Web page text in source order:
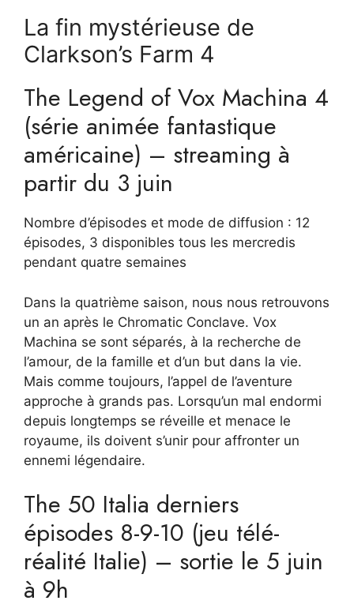
La fin mystérieuse de
Clarkson’s Farm 4
The Legend of Vox Machina 4
(série animée fantastique
américaine) – streaming à
partir du 3 juin
Nombre d’épisodes et mode de diffusion : 12
épisodes, 3 disponibles tous les mercredis
pendant quatre semaines
Dans la quatrième saison, nous nous retrouvons
un an après le Chromatic Conclave. Vox
Machina se sont séparés, à la recherche de
l’amour, de la famille et d’un but dans la vie.
Mais comme toujours, l’appel de l’aventure
approche à grands pas. Lorsqu’un mal endormi
depuis longtemps se réveille et menace le
royaume, ils doivent s’unir pour affronter un
ennemi légendaire.
The 50 Italia derniers
épisodes 8-9-10 (jeu télé-
réalité Italie) – sortie le 5 juin
à 9h